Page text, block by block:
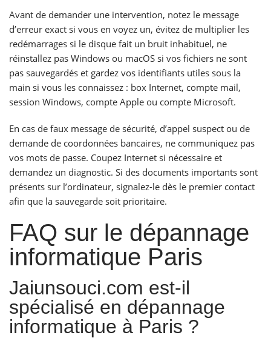
Avant de demander une intervention, notez le message
d’erreur exact si vous en voyez un, évitez de multiplier les
redémarrages si le disque fait un bruit inhabituel, ne
réinstallez pas Windows ou macOS si vos fichiers ne sont
pas sauvegardés et gardez vos identifiants utiles sous la
main si vous les connaissez : box Internet, compte mail,
session Windows, compte Apple ou compte Microsoft.
En cas de faux message de sécurité, d’appel suspect ou de
demande de coordonnées bancaires, ne communiquez pas
vos mots de passe. Coupez Internet si nécessaire et
demandez un diagnostic. Si des documents importants sont
présents sur l’ordinateur, signalez-le dès le premier contact
afin que la sauvegarde soit prioritaire.
FAQ sur le dépannage
informatique Paris
Jaiunsouci.com est-il
spécialisé en dépannage
informatique à Paris ?